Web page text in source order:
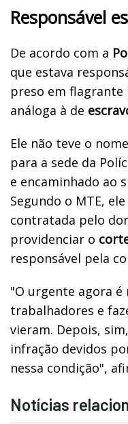
Responsável
De acordo com a
que estava
preso em flagrante
análoga à de
Ele não teve o
para a sede da
e encaminhado ao
Segundo o MTE,
contratada pelo
providenciar o
responsável pela
"O urgente agora é
trabalhadores e
vieram. Depois,
infração devidos
nessa condição",
Notícias